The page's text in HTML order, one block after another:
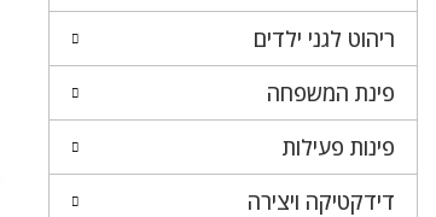
ריהוט לגני ילדים
פינת המשפחה
פינות פעילות
דידקטיקה ויצירה